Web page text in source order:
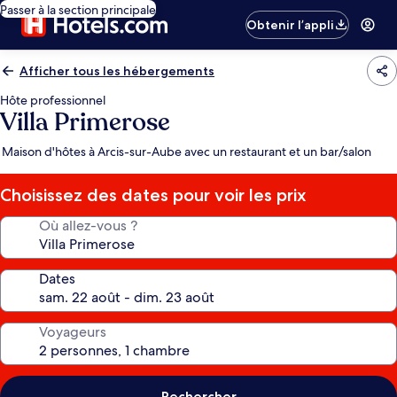
Passer à la section principale
Obtenir l’appli
Afficher tous les hébergements
Hôte professionnel
Villa Primerose
Maison d'hôtes à Arcis-sur-Aube avec un restaurant et un bar/salon
Choisissez des dates pour voir les prix
Où allez-vous ?
Dates
Voyageurs